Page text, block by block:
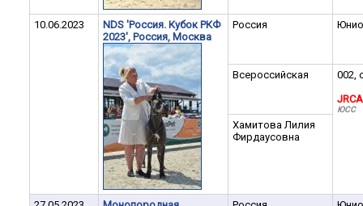
10.06.2023
NDS 'Россия. Кубок РКФ
2023', Россия, Москва
Россия
Всероссийская
002,
ЮСС
Хамитова Лилия
Фирдаусовна